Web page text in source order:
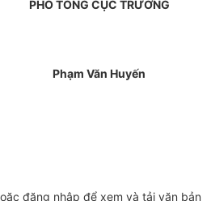
PHÓ TỔNG CỤC TRƯỞNG
Phạm Văn Huyến
đăng nhập để xem và tải văn bản